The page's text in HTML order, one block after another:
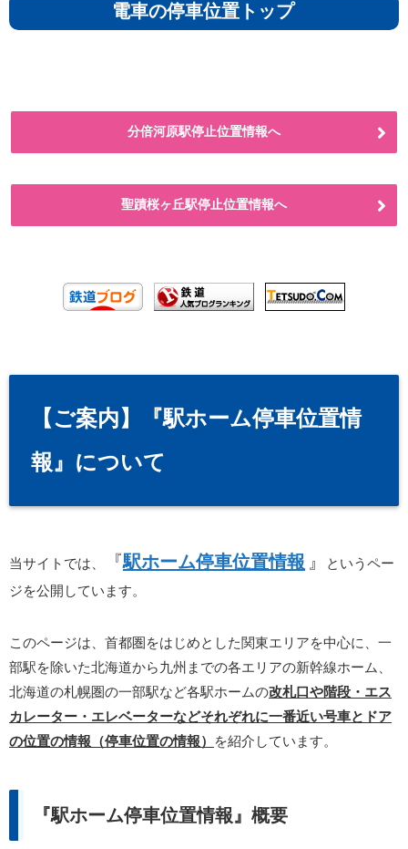
電車の停車位置トップ
分倍河原駅停止位置情報へ
聖蹟桜ヶ丘駅停止位置情報へ
【ご案内】『駅ホーム停車位置情
報』について
当サイトでは、 『駅ホーム停車位置情報 』
というペー
ジを公開しています。
このページは、首都圏をはじめとした関東エリアを中心に、一
部駅を除いた北海道から九州までの各エリアの新幹線ホーム、
北海道の札幌圏の一部駅など各駅ホームの改札口や階段・エス
カレーター・エレベーターなどそれぞれに一番近い号車とドア
の位置の情報（停車位置の情報）
を紹介しています。
『駅ホーム停車位置情報』概要